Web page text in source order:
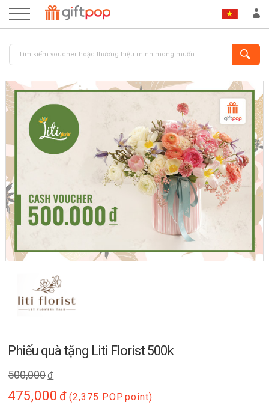
ĐĂNG KÝ
Phiếu quà tặng Liti Florist 500k
500,000đ
475,000 đ (2,375 POP point)